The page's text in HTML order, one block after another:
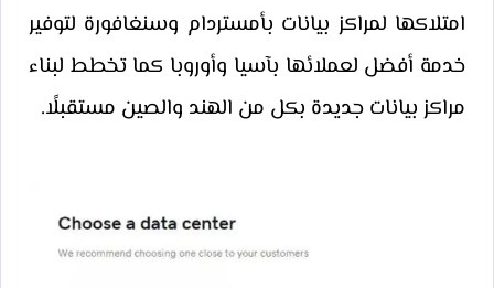
امتلاكها لمراكز بيانات بأمستردام وسنغافورة لتوفير
خدمة أفضل لعملائها بآسيا وأوروبا كما تخطط لبناء
مراكز بيانات جديدة بكل من الهند والصين مستقبلًا.